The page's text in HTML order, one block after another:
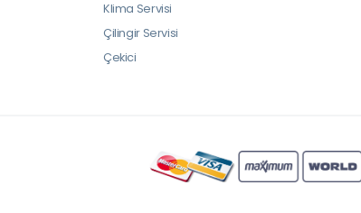
Klima Servisi
Çilingir Servisi
Çekici